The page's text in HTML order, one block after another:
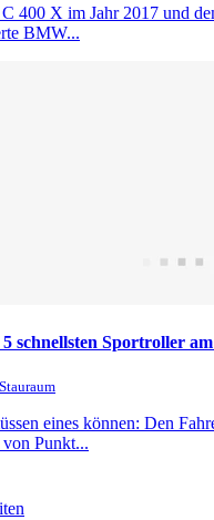
400 X im Jahr 2017 und
BMW...
schnellsten Sportroller
eines können: Den
Punkt...